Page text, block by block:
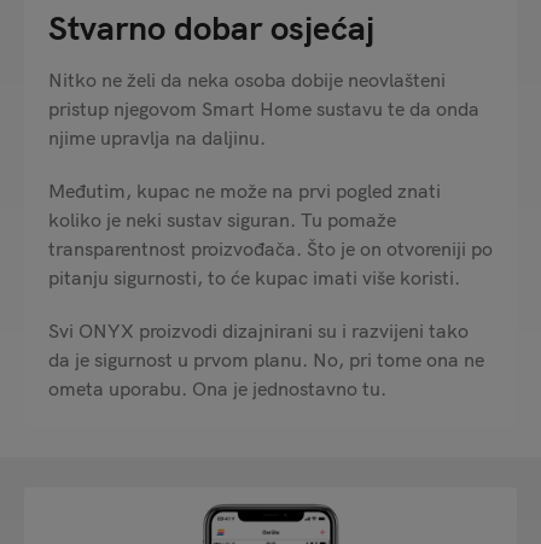
Stvarno dobar osjećaj
Nitko ne želi da neka osoba dobije neovlašteni
pristup njegovom Smart Home sustavu te da onda
njime upravlja na daljinu.
Međutim, kupac ne može na prvi pogled znati
koliko je neki sustav siguran. Tu pomaže
transparentnost proizvođača. Što je on otvoreniji po
pitanju sigurnosti, to će kupac imati više koristi.
Svi ONYX proizvodi dizajnirani su i razvijeni tako
da je sigurnost u prvom planu. No, pri tome ona ne
ometa uporabu. Ona je jednostavno tu.